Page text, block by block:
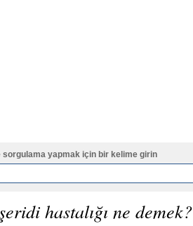
sorgulama yapmak için bir kelime girin
hastalığı ne demek?